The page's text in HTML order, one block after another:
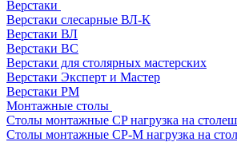
Верстаки
Верстаки слесарные ВЛ-К
Верстаки ВЛ
Верстаки ВС
Верстаки для столярных мастерских
Верстаки Эксперт и Мастер
Верстаки РМ
Монтажные столы
Столы монтажные СP нагрузка на
Столы монтажные СР-М нагрузка на